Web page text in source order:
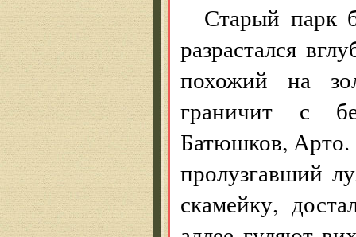
Старый парк
разрастался
похожий на
граничит с
Батюшков, Арто.
пролузгавший
скамейку,